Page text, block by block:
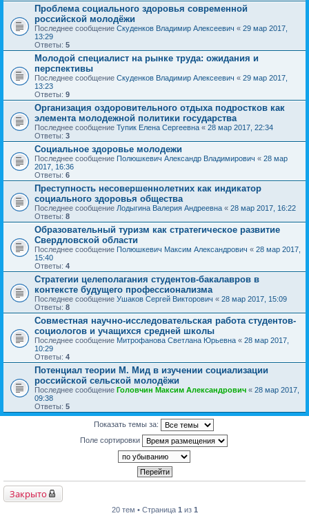
Проблема социального здоровья современной
российской молодёжи
Последнее сообщение Скуденков Владимир Алексеевич « 29 мар 2017,
13:29
Ответы: 5
Молодой специалист на рынке труда: ожидания и
перспективы
Последнее сообщение Скуденков Владимир Алексеевич « 29 мар 2017,
13:23
Ответы: 9
Организация оздоровительного отдыха подростков как
элемента молодежной политики государства
Последнее сообщение Тупик Елена Сергеевна « 28 мар 2017, 22:34
Ответы: 3
Социальное здоровье молодежи
Последнее сообщение Полюшкевич Александр Владимирович « 28 мар
2017, 16:36
Ответы: 6
Преступность несовершеннолетних как индикатор
социального здоровья общества
Последнее сообщение Лодыгина Валерия Андреевна « 28 мар 2017, 16:22
Ответы: 8
Образовательный туризм как стратегическое развитие
Свердловской области
Последнее сообщение Полюшкевич Максим Александрович « 28 мар 2017,
15:40
Ответы: 4
Стратегии целеполагания студентов-бакалавров в
контексте будущего профессионализма
Последнее сообщение Ушаков Сергей Викторович « 28 мар 2017, 15:09
Ответы: 8
Совместная научно-исследовательская работа студентов-
социологов и учащихся средней школы
Последнее сообщение Митрофанова Светлана Юрьевна « 28 мар 2017,
10:29
Ответы: 4
Потенциал теории М. Мид в изучении социализации
российской сельской молодёжи
Последнее сообщение Головчин Максим Александрович « 28 мар 2017,
09:38
Ответы: 5
Показать темы за:
Поле сортировки
Закрыто
20 тем • Страница 1 из 1